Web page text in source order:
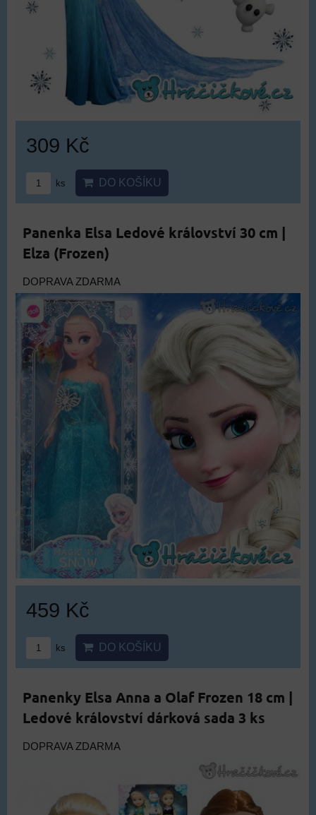
309 Kč
ks DO KOŠÍKU
Panenka Elsa Ledové království 30 cm |
Elza (Frozen)
DOPRAVA ZDARMA
459 Kč
ks DO KOŠÍKU
Panenky Elsa Anna a Olaf Frozen 18 cm |
Ledové království dárková sada 3 ks
DOPRAVA ZDARMA